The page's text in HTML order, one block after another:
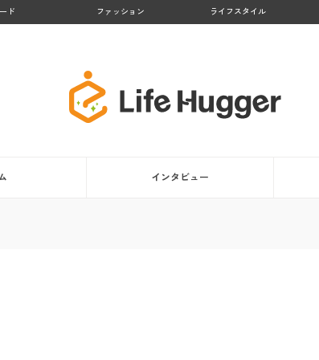
ド ファッション ライフスタイル
インタビュー